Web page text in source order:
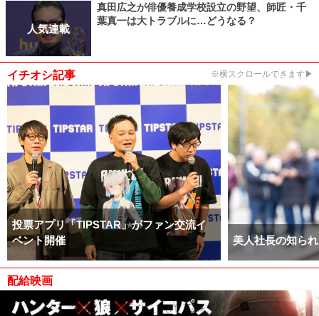
人気連載
真田広之が俳優養成学校設立の野望、師匠・千
葉真一は大トラブルに…どうなる？
イチオシ記事 ※横スクロールできます▶
投票アプリ「TIPSTAR」がファン交流イ
ベント開催
美人社長の知ら
配給映画